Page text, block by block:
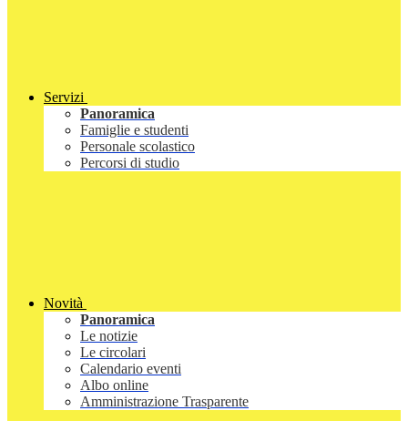
Servizi
Panoramica
Famiglie e studenti
Personale scolastico
Percorsi di studio
Novità
Panoramica
Le notizie
Le circolari
Calendario eventi
Albo online
Amministrazione Trasparente